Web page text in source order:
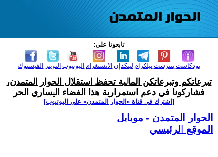
تابعونا على:
الفيسبوك التويتر اليوتيوب الانستغرام لينكدإن تيلكرامبنترست بودكاست
تبرعاتكم وتبرعاتكن المالية تحفظ استقلال الحوار المتمدن،
فشاركونا في دعم استمرارية هذا الفضاء اليساري الحر
[اشترك في قناة ‫«الحوار المتمدن» على اليوتيوب]
الحوار المتمدن - موبايل
الموقع الرئيسي